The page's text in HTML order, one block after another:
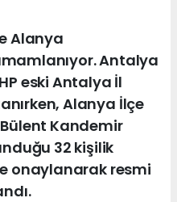
Alanya
Antalya
eski Antalya İl
Alanya İlçe
Bülent Kandemir
32 kişilik
onaylanarak resmi